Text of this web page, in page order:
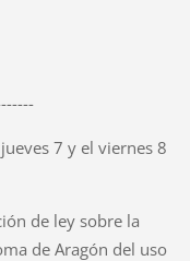
7 y el viernes 8
de ley sobre la
de Aragón del uso